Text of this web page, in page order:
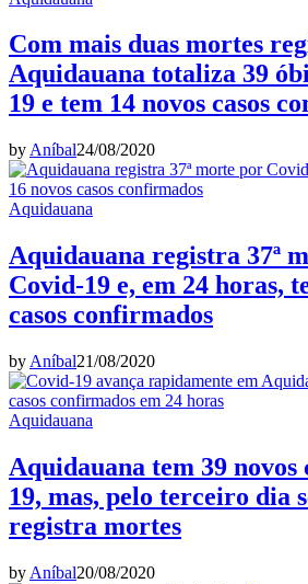
Com mais duas mortes
Aquidauana totaliza 39
19 e tem 14 novos casos
by Aníbal24/08/2020
Aquidauana
Aquidauana registra 37ª
Covid-19 e, em 24 horas,
casos confirmados
by Aníbal21/08/2020
Aquidauana
Aquidauana tem 39 novos
19, mas, pelo terceiro dia
registra mortes
by Aníbal20/08/2020